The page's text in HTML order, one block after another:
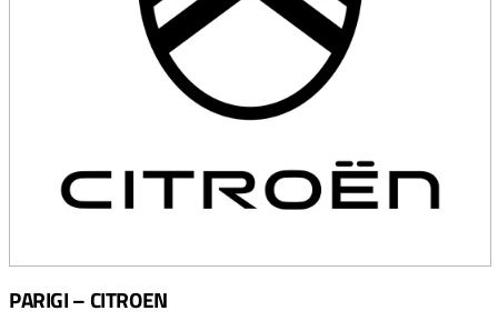
PARIGI – CITROEN